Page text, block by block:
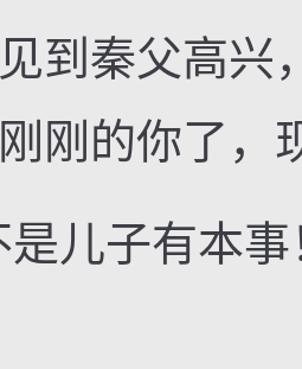
秦父高兴，
刚的你了，
子有本事